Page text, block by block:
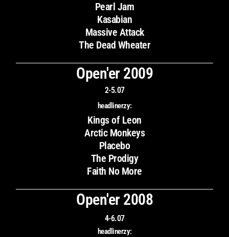
Pearl Jam
Kasabian
Massive Attack
The Dead Wheater
Open'er 2009
2-5.07
headlinerzy:
Kings of Leon
Arctic Monkeys
Placebo
The Prodigy
Faith No More
Open'er 2008
4-6.07
headlinerzy: